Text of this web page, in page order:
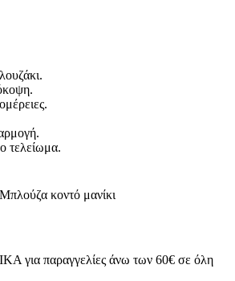
τελείωμα.
κοντό μανίκι
παραγγελίες άνω των 60€ σε όλη